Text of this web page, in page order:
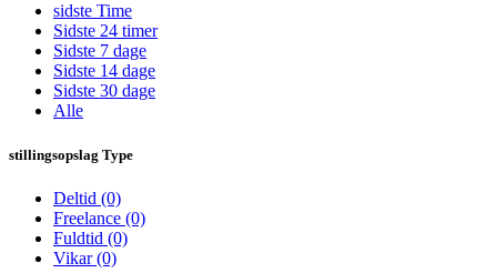
sidste Time
Sidste 24 timer
Sidste 7 dage
Sidste 14 dage
Sidste 30 dage
Alle
stillingsopslag Type
Deltid (0)
Freelance (0)
Fuldtid (0)
Vikar(0)